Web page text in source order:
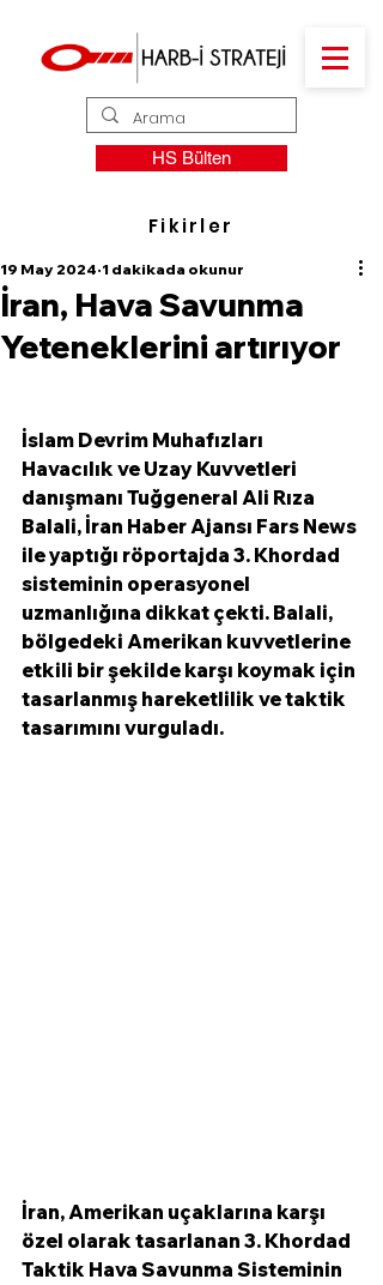
HS Bülten
Fikirler
İran, Hava Savunma
Yeteneklerini artırıyor
19 May 2024 1 dakikada okunur
İslam Devrim Muhafızları
Havacılık ve Uzay Kuvvetleri
danışmanı Tuğgeneral Ali Rıza
Balali, İran Haber Ajansı Fars News
ile yaptığı röportajda 3. Khordad
sisteminin operasyonel
uzmanlığına dikkat çekti. Balali,
bölgedeki Amerikan kuvvetlerine
etkili bir şekilde karşı koymak için
tasarlanmış hareketlilik ve taktik
tasarımını vurguladı.
İran, Amerikan uçaklarına karşı
özel olarak tasarlanan 3. Khordad
Taktik Hava Savunma Sisteminin